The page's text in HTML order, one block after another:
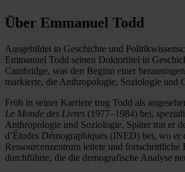
Über Emmanuel Todd
Ausgebildet in Geschichte und
Emmanuel Todd seinen Doktortitel in
Cambridge, was den Beginn einer
markierte, die Anthropologie, Soziologie und
Früh in seiner Karriere trug Todd als
Le Monde des Livres (1977–1984) bei,
Anthropologie und Soziologie. Später trat er
d’Études Démographiques (INED) bei, wo er
Ressourcenzentrum leitete und fortschrittliche
durchführte, die die demografische Analyse